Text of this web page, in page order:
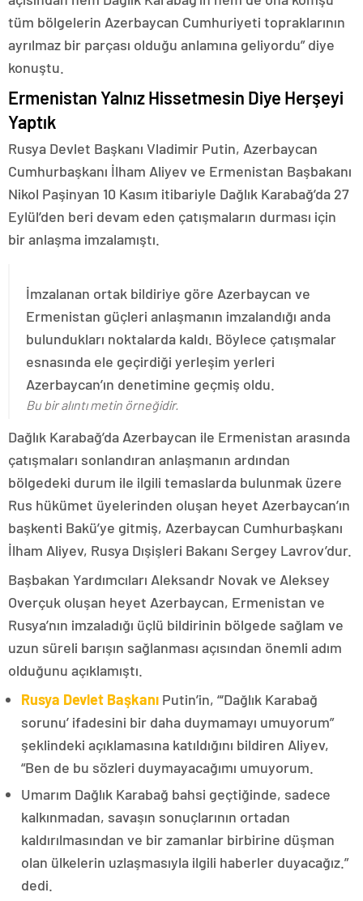
tüm bölgelerin Azerbaycan Cumhuriyeti topraklarının
ayrılmaz bir parçası olduğu anlamına geliyordu” diye
konuştu.
Ermenistan Yalnız Hissetmesin Diye Herşeyi
Yaptık
Rusya Devlet Başkanı Vladimir Putin, Azerbaycan
Cumhurbaşkanı İlham Aliyev ve Ermenistan Başbakanı
Nikol Paşinyan 10 Kasım itibariyle Dağlık Karabağ’da 27
Eylül’den beri devam eden çatışmaların durması için
bir anlaşma imzalamıştı.
İmzalanan ortak bildiriye göre Azerbaycan ve
Ermenistan güçleri anlaşmanın imzalandığı anda
bulundukları noktalarda kaldı. Böylece çatışmalar
esnasında ele geçirdiği yerleşim yerleri
Azerbaycan’ın denetimine geçmiş oldu.
Bu bir alıntı metin örneğidir.
Dağlık Karabağ’da Azerbaycan ile Ermenistan arasında
çatışmaları sonlandıran anlaşmanın ardından
bölgedeki durum ile ilgili temaslarda bulunmak üzere
Rus hükümet üyelerinden oluşan heyet Azerbaycan’ın
başkenti Bakü’ye gitmiş, Azerbaycan Cumhurbaşkanı
İlham Aliyev, Rusya Dışişleri Bakanı Sergey Lavrov’dur.
Başbakan Yardımcıları Aleksandr Novak ve Aleksey
Overçuk oluşan heyet Azerbaycan, Ermenistan ve
Rusya’nın imzaladığı üçlü bildirinin bölgede sağlam ve
uzun süreli barışın sağlanması açısından önemli adım
olduğunu açıklamıştı.
Rusya Devlet Başkanı Putin’in, “‘Dağlık Karabağ
sorunu’ ifadesini bir daha duymamayı umuyorum”
şeklindeki açıklamasına katıldığını bildiren Aliyev,
“Ben de bu sözleri duymayacağımı umuyorum.
Umarım Dağlık Karabağ bahsi geçtiğinde, sadece
kalkınmadan, savaşın sonuçlarının ortadan
kaldırılmasından ve bir zamanlar birbirine düşman
olan ülkelerin uzlaşmasıyla ilgili haberler duyacağız.”
dedi.